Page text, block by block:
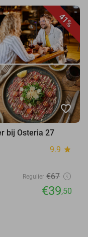
41%
favorite_border
bij Osteria 27
9.9 star
Regulier €67
€39,50